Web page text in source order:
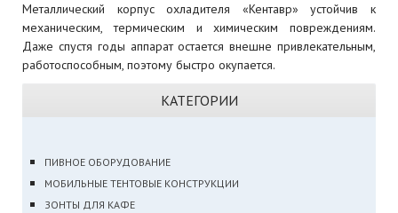
Металлический корпус охладителя «Кентавр» устойчив к
механическим, термическим и химическим повреждениям.
Даже спустя годы аппарат остается внешне привлекательным,
работоспособным, поэтому быстро окупается.
КАТЕГОРИИ
ПИВНОЕ ОБОРУДОВАНИЕ
МОБИЛЬНЫЕ ТЕНТОВЫЕ КОНСТРУКЦИИ
ЗОНТЫ ДЛЯ КАФЕ